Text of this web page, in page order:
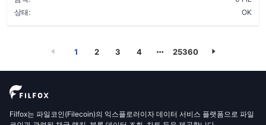
상태:
OK
1 2 3 4 25360
Filfox는 파일코인(Filecoin)의 익스플로러이자 데이터 서비스 플랫폼으로 파일